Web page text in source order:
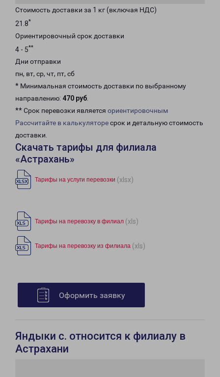
Стоимость доставки за 1 кг (включая НДС)
21.8*
Ориентировочный срок доставки
4 - 5**
Дни отправки
пн, вт, ср, чт, пт, сб
* Минимальная стоимость доставки по выбранному
направлению: 470 руб.
** Срок перевозки является ориентировочным
Рассчитайте в калькуляторесрок и детальную стоимость
доставки.
Скачать тарифы для филиала
«Астрахань»
Тарифы на услуги перевозки (xlsx)
Тарифы на перевозку в филиал (xls)
Тарифы на перевозку из филиала (xls)
Оформить заявку
Яндыки с. относится к филиалу в
Астрахани